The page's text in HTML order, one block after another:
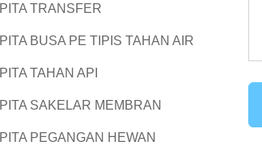
PITA TRANSFER
PITA BUSA PE TIPIS TAHAN AIR
PITA TAHAN API
PITA SAKELAR MEMBRAN
PITA PEGANGAN HEWAN